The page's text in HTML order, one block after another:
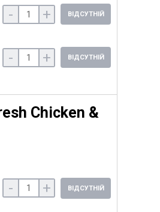
- + ВІДСУТНІЙ
- + ВІДСУТНІЙ
Chicken &
- + ВІДСУТНІЙ